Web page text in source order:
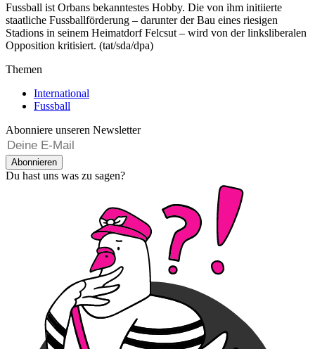
Fussball ist Orbans bekanntestes Hobby. Die von ihm initiierte
staatliche Fussballförderung – darunter der Bau eines riesigen
Stadions in seinem Heimatdorf Felcsut – wird von der linksliberalen
Opposition kritisiert. (tat/sda/dpa)
Themen
International
Fussball
Abonniere unseren Newsletter
Abonnieren
Du hast uns was zu sagen?